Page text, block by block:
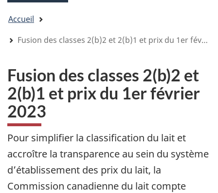
are
here
Accueil
Fusion des classes 2(b)2 et 2(b)1 et prix du 1er février 2023
Fusion des classes 2(b)2 et
2(b)1 et prix du 1er février
2023
Pour simplifier la classification du lait et
accroître la transparence au sein du système
d’établissement des prix du lait, la
Commission canadienne du lait compte